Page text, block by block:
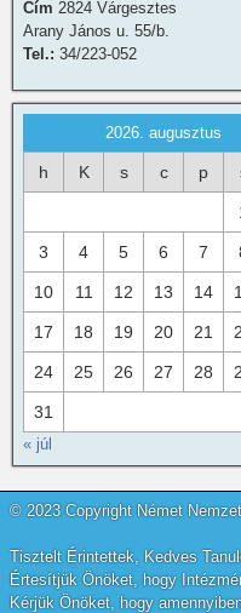
Cím 2824 Várgesztes
Arany János u. 55/b.
Tel.: 34/223-052
2026. augusztus
h K s c p
3 4 5 6 7
10 11 12 13 14
17 18 19 20 21
24 25 26 27 28
31
« júl
© 2023 Copyright Német
Tisztelt Érintettek, Kedves
Értesítjük Önöket, hogy
Kérjük Önöket, hogy